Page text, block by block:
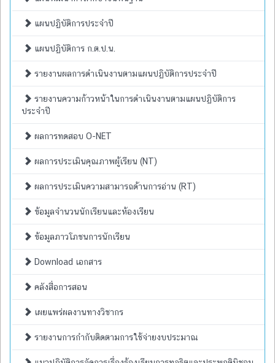
แผนปฏิบัติการประจำปี
แผนปฏิบัติการ ก.ต.ป.น.
รายงานผลการดำเนินงานตามแผนปฏิบัติการประจำปี
รายงานความก้าวหน้าในการดำเนินงานตามแผนปฏิบัติการ
ประจำปี
ผลการทดสอบ O-NET
ผลการประเมินคุณภาพผู้เรียน (NT)
ผลการประเมินความสามารถด้านการอ่าน (RT)
ข้อมูลจำนวนนักเรียนและห้องเรียน
ข้อมูลภาวโภชนการนักเรียน
Download เอกสาร
คลังสื่อการสอน
เผยแพร่ผลงานทางวิชากร
รายงานการกำกับติดตามการใช้จ่ายงบประมาณ